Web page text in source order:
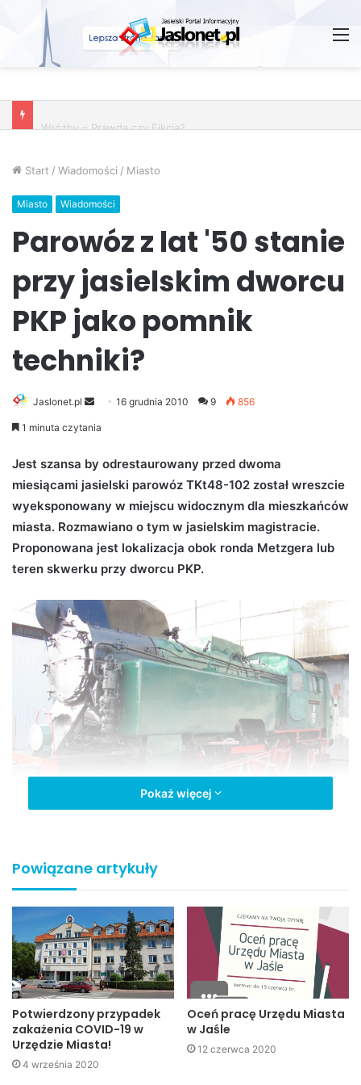
Start / Wiadomości / Miasto
Miasto Wiadomości
Parowóz z lat '50 stanie
przy jasielskim dworcu
PKP jako pomnik
techniki?
Jaslonet.pl
e
d
a
a
i
16 grudnia 2010 9 856
1 minuta czytania
Jest szansa by odrestaurowany przed dwoma
miesiącami jasielski parowóz TKt48-102 został wreszcie
wyeksponowany w miejscu widocznym dla mieszkańców
miasta. Rozmawiano o tym w jasielskim magistracie.
Proponowana jest lokalizacja obok ronda Metzgera lub
teren skwerku przy dworcu PKP.
Andrzej Czernecki, burmistrz
Jasła (fot. W. Żebracki,
Jaslonet.pl)
Pokaż więcej
Powiązane artykuły
Potwierdzony przypadek
zakażenia COVID-19 w
Urzędzie Miasta!
4 września 2020
Oceń pracę Urzędu Miasta
w Jaśle
12 czerwca 2020